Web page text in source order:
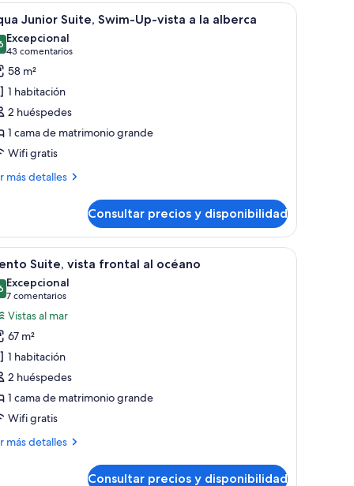
cama, un sofá, una mesa de centro y un ventilador de techo.
Un balcón con piscina, mobiliario de mimbre
13 Junior Suite, Swim-Up-vista a la alberca
de 10
Excepcional
43 comentarios
(43 comentarios)
58 m²
1 habitación
2 huéspedes
1 cama de matrimonio grande
Wifi gratis
más detalles
Consultar precios y disponibilidad
mesa, televisión y vistas a una piscina y playa con sillas de descanso.
Habitación de hotel con cama, una silla,
18 Suite, vista frontal al océano
de 10
Excepcional
7 comentarios
(7 comentarios)
Vistas al mar
67 m²
1 habitación
2 huéspedes
1 cama de matrimonio grande
Wifi gratis
más detalles
Consultar precios y disponibilidad